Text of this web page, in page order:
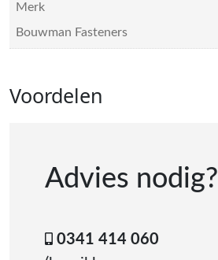
Merk
Bouwman Fasteners
Voordelen
Advies nodig?
0341 414 060